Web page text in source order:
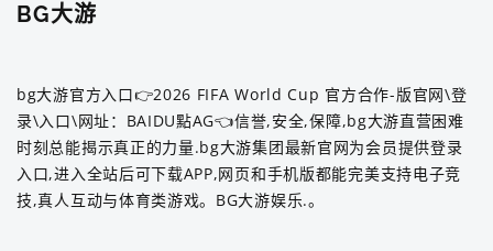
BG大游
bg大游官方入口👉2026 FIFA World Cup 官方合作-版官网\登
录\入口\网址：BAIDU點AG👈信誉,安全,保障,bg大游直营困难
时刻总能揭示真正的力量.bg大游集团最新官网为会员提供登录
入口,进入全站后可下载APP,网页和手机版都能完美支持电子竞
技,真人互动与体育类游戏。BG大游娱乐.。